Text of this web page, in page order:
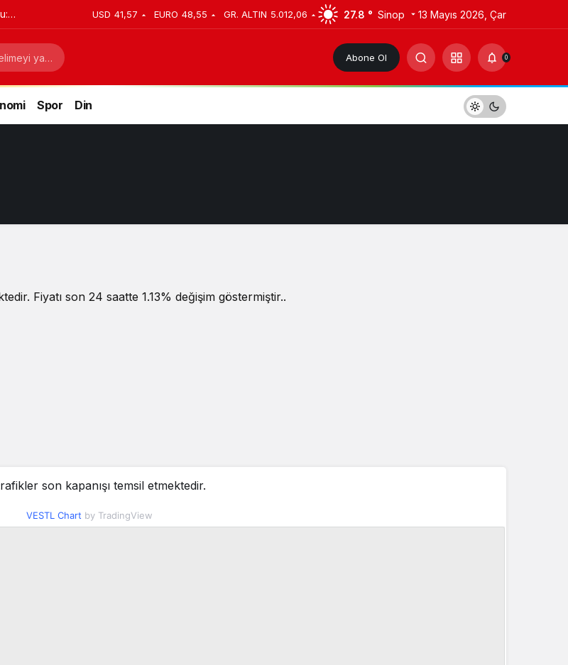
USD 41,57 EURO 48,55 GR. ALTIN 5.012,06 27.8 ° Sinop 13 Mayıs 2026, Çar
Abone Ol 0
Spor Din
Fiyatı son 24 saatte 1.13% değişim göstermiştir..
son kapanışı temsil etmektedir.
VESTL Chart by TradingView